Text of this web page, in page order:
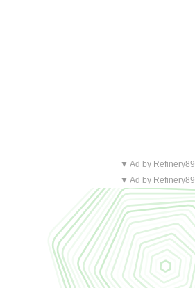
▼ Ad by Refinery89
▼ Ad by Refinery89